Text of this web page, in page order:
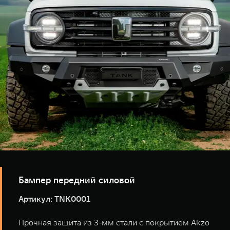
высококачественный алюминий толщиной 6 мм с
порошковым покрытием Akzo Nobel, который
обеспечивает прочность и устойчивость к
механическим воздействиям, а усиленная
индивидуальная штамповка придаёт конструкции
дополнительную жесткость.
Бампер передний силовой
Артикул: TNK0001
Прочная защита из 3-мм стали с покрытием Akzo